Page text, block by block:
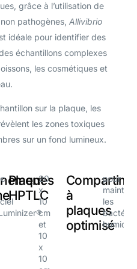
grâce à l’utilisation de
pathogènes, Allivibrio
idéale pour identifier des
échantillons complexes
les cosmétiques et
sur la plaque, les
les zones toxiques
sur un fond lumineux.
Plaques
HPTLC
20
x
10
cm
et
10
x
10
à
plaques
optimisé
pour
les
humides